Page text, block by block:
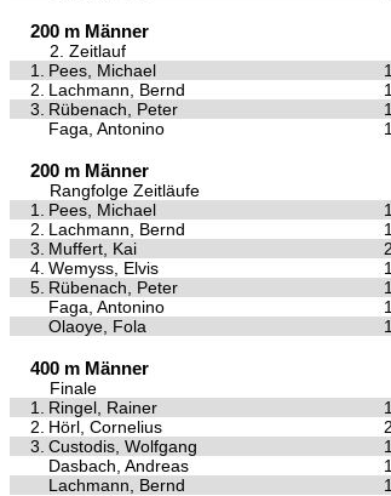
200 m Männer
2. Zeitlauf
1.
Pees, Michael
2. Lachmann, Bernd
3. Rübenach, Peter
Faga, Antonino
200 m Männer
Rangfolge Zeitläufe
1.
Pees, Michael
2. Lachmann, Bernd
3. Muffert, Kai
4. Wemyss, Elvis
5. Rübenach, Peter
Faga, Antonino
Olaoye, Fola
400 m Männer
Finale
1.
Ringel, Rainer
2. Hörl, Cornelius
3. Custodis, Wolfgang
Dasbach, Andreas
Lachmann, Bernd